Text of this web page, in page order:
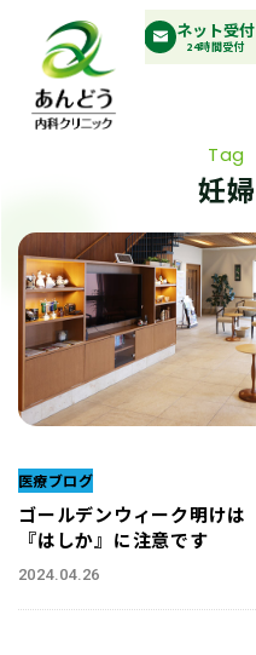
ネット受付
24時間受付
Tag
妊婦
医療ブログ
ゴールデンウィーク明けは
『はしか』に注意です
2024.04.26